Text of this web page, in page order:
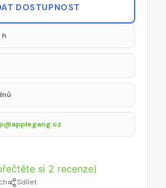
DOSTUPNOST
h
si 2 recenze)
Sdílet